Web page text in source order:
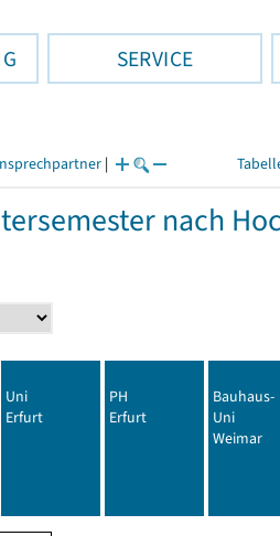
SERVICE
|
nach
Uni
Erfurt
PH
Erfurt
Bauhaus-
Uni
Weimar